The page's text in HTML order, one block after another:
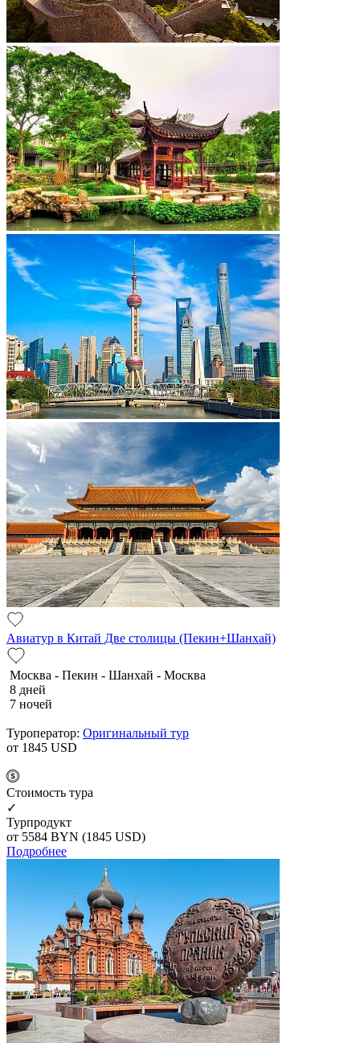
Авиатур в Китай Две столицы (Пекин+Шанхай)
Москва - Пекин - Шанхай - Москва
8 дней
7 ночей
Туроператор: Оригинальный тур
от 1845 USD
Cтоимость тура
✓
Турпродукт
от 5584 BYN (1845 USD)
Подробнее